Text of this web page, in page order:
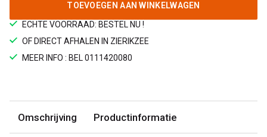
TOEVOEGEN AAN WINKELWAGEN
ECHTE VOORRAAD: BESTEL NU !
OF DIRECT AFHALEN IN ZIERIKZEE
MEER INFO : BEL 0111420080
Omschrijving Productinformatie